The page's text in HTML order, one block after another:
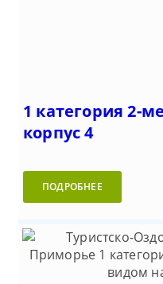
1 категория 2-
корпус 4
ПОДРОБНЕЕ